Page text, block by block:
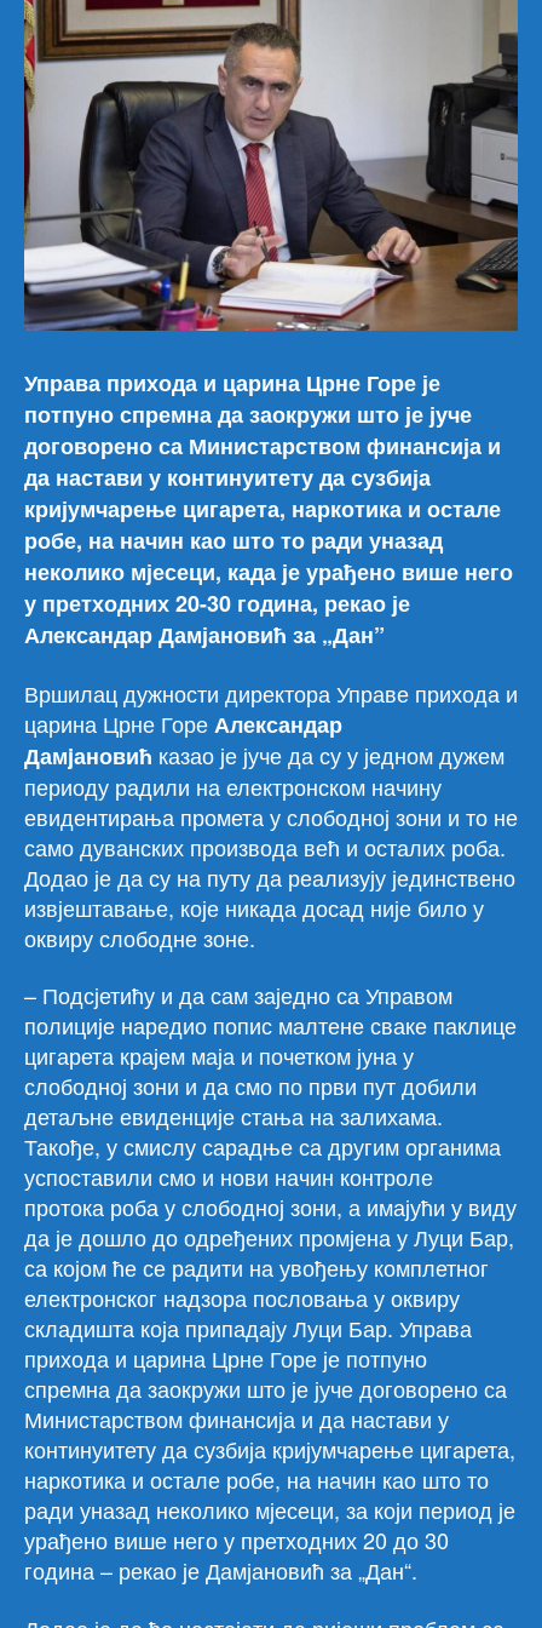
Управа прихода и царина Црне Горе је
потпуно спремна да заокружи што је јуче
договорено са Министарством финансија и
да настави у континуитету да сузбија
кријумчарење цигарета, наркотика и остале
робе, на начин као што то ради уназад
неколико мјесеци, када је урађено више него
у претходних 20-30 година, рекао је
Александар Дамјановић за „Дан”
Вршилац дужности директора Управе прихода и
царина Црне ГореАлександар
Дамjановић казао је јуче да су у једном дужем
периоду радили на електронском начину
евидентирања промета у слободној зони и то не
само дуванских производа већ и осталих роба.
Додао је да су на путу да реализују јединствено
извјештавање, које никада досад није било у
оквиру слободне зоне.
– Подсјетићу и да сам заједно са Управом
полиције наредио попис малтене сваке паклице
цигарета крајем маја и почетком јуна у
слободној зони и да смо по први пут добили
детаљне евиденције стања на залихама.
Такође, у смислу сарадње са другим органима
успоставили смо и нови начин контроле
протока роба у слободној зони, а имајући у виду
да је дошло до одређених промјена у Луци Бар,
са којом ће се радити на увођењу комплетног
електронског надзора пословања у оквиру
складишта која припадају Луци Бар. Управа
прихода и царина Црне Горе је потпуно
спремна да заокружи што је јуче договорено са
Министарством финансија и да настави у
континуитету да сузбија кријумчарење цигарета,
наркотика и остале робе, на начин као што то
ради уназад неколико мјесеци, за који период је
урађено више него у претходних 20 до 30
година – рекао је Дамјановић за „Дан“.